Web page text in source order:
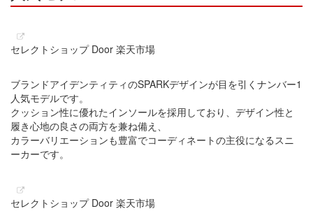
セレクトショップ Door 楽天市場
ブランドアイデンティティのSPARKデザインが目を引くナンバー1
人気モデルです。
クッション性に優れたインソールを採用しており、デザイン性と
履き心地の良さの両方を兼ね備え、
カラーバリエーションも豊富でコーディネートの主役になるスニ
ーカーです。
セレクトショップ Door 楽天市場